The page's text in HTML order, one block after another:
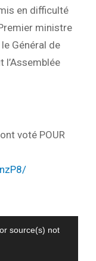
en difficulté
ministre
Général de
l’Assemblée
voté POUR
source(s) not